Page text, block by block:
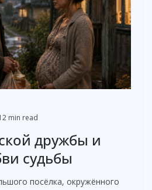
min read
дружбы и
судьбы
посёлка, окружённого